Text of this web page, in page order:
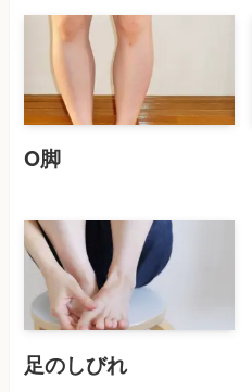
O脚
足のしびれ